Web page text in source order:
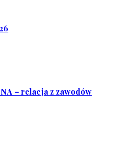
– relacja z zawodów